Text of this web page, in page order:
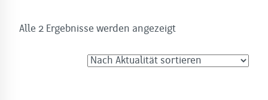
Alle 2 Ergebnisse werden angezeigt
sortiert